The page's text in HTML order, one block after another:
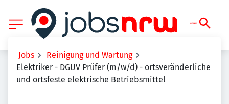
Jobs
Reinigung und Wartung
Elektriker - DGUV Prüfer (m/w/d) - ortsveränderliche
und ortsfeste elektrische Betriebsmittel